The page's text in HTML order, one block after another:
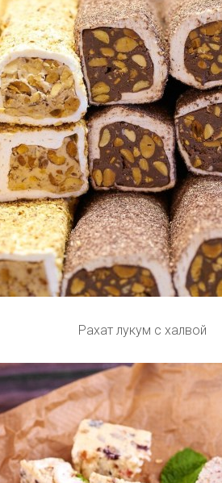
Рахат лукум с халвой